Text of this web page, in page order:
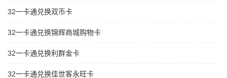
32一卡通兑换双币卡
32一卡通兑换锦辉商城购物卡
32一卡通兑换利群金卡
32一卡通兑换佳世客永旺卡